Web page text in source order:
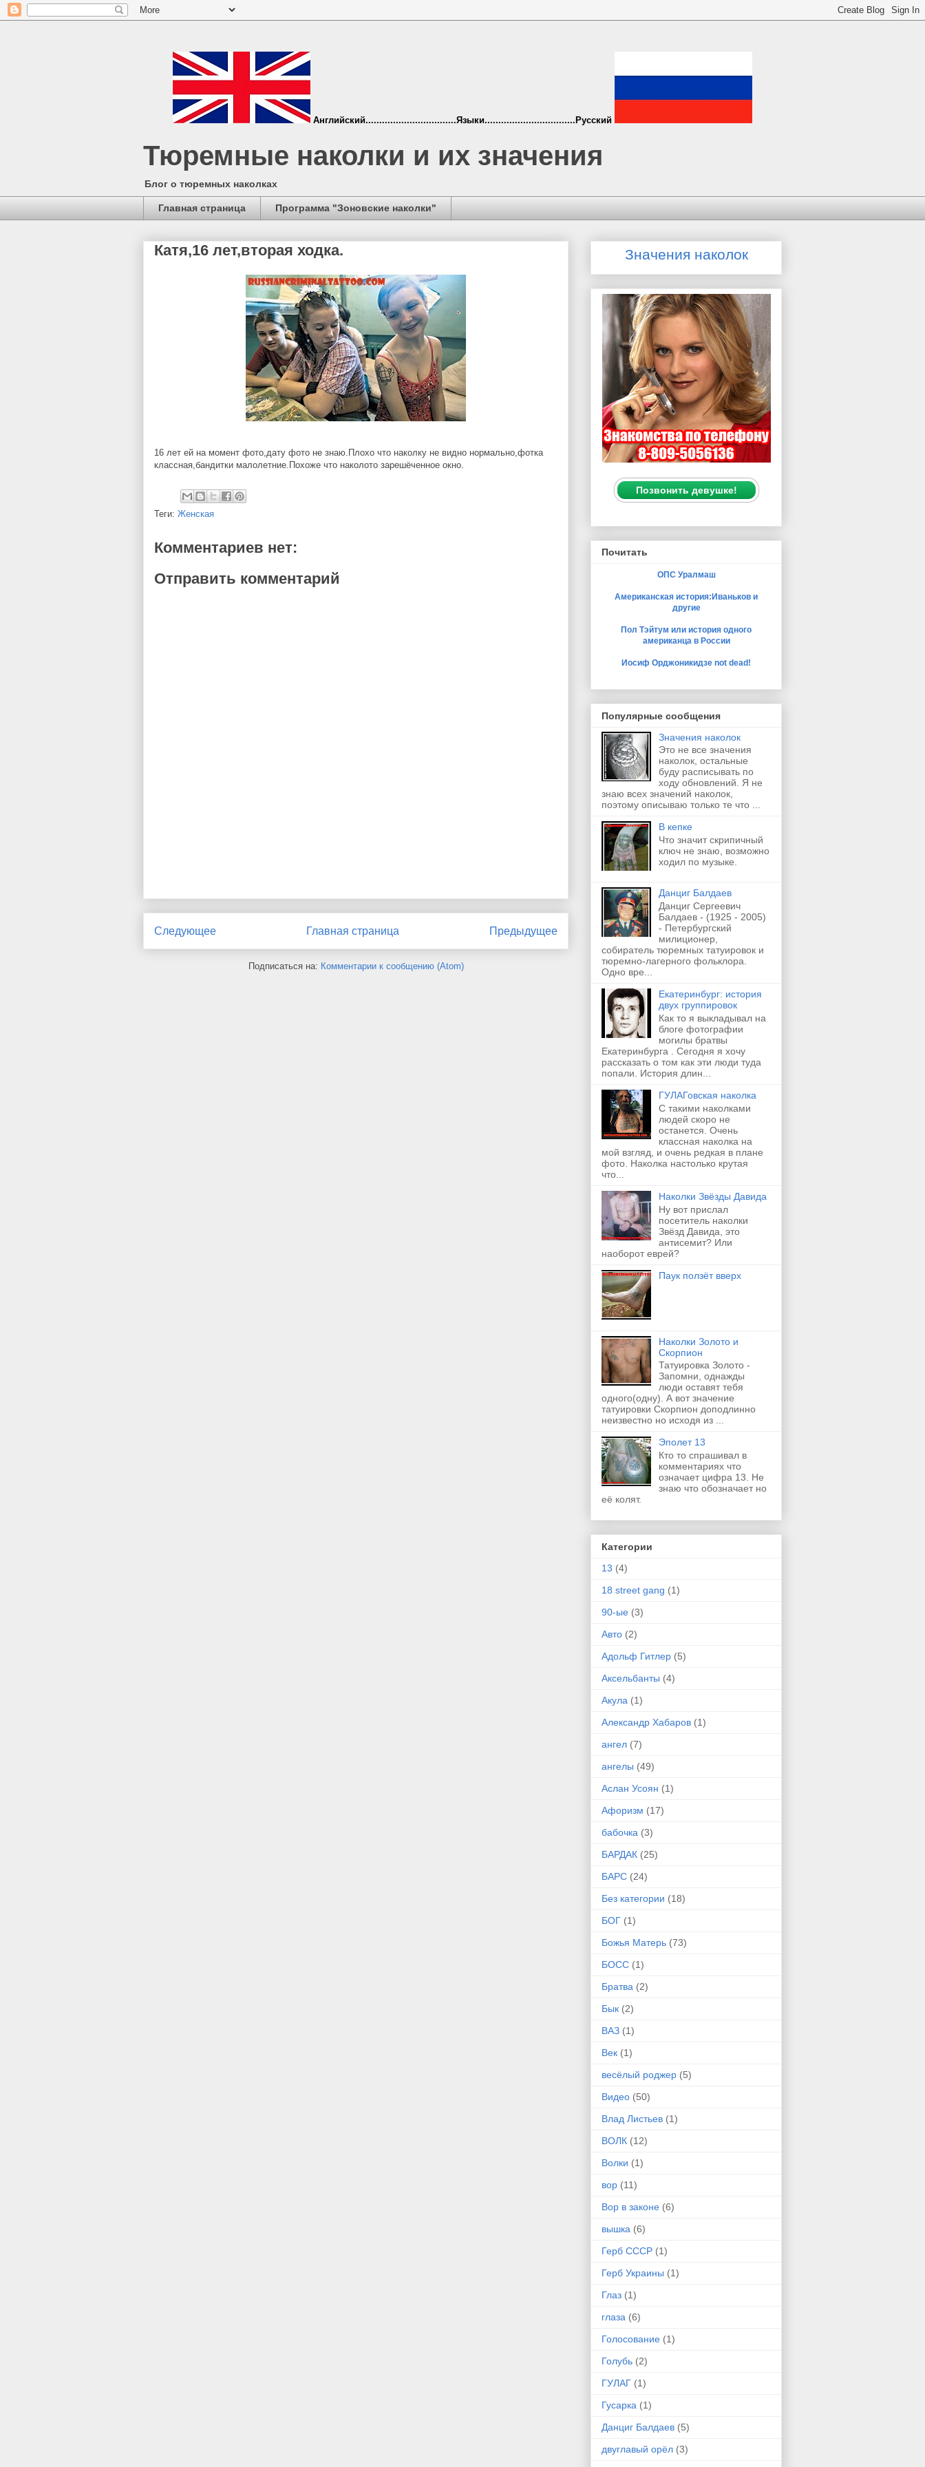
Английский.................................Языки.................................Русский
Тюремные наколки и их значения
Блог о тюремных наколках
Главная страница Программа "Зоновские наколки"
Катя,16 лет,вторая ходка.
16 лет ей на момент фото,дату фото не знаю.Плохо что наколку не видно нормально,фотка
классная,бандитки малолетние.Похоже что наколото зарешёченное окно.
Теги: Женская
Комментариев нет:
Отправить комментарий
Следующее Предыдущее
Главная страница
Подписаться на: Комментарии к сообщению (Atom)
Значения наколок
Позвонить девушке!
Почитать
ОПС Уралмаш
Американская история:Иваньков и
другие
Пол Тэйтум или история одного
американца в России
Иосиф Орджоникидзе not dead!
Популярные сообщения
Значения наколок
Это не все значения
наколок, остальные
буду расписывать по
ходу обновлений. Я не
знаю всех значений наколок,
поэтому описываю только те что ...
В кепке
Что значит скрипичный
ключ не знаю, возможно
ходил по музыке.
Данциг Балдаев
Данциг Сергеевич
Балдаев - (1925 - 2005)
- Петербургский
милиционер,
собиратель тюремных татуировок и
тюремно-лагерного фольклора.
Одно вре...
Екатеринбург: история
двух группировок
Как то я выкладывал на
блоге фотографии
могилы братвы
Екатеринбурга . Сегодня я хочу
рассказать о том как эти люди туда
попали. История длин...
ГУЛАГовская наколка
С такими наколками
людей скоро не
останется. Очень
классная наколка на
мой взгляд, и очень редкая в плане
фото. Наколка настолько крутая
что...
Наколки Звёзды Давида
Ну вот прислал
посетитель наколки
Звёзд Давида, это
антисемит? Или
наоборот еврей?
Паук ползёт вверх
Наколки Золото и
Скорпион
Татуировка Золото -
Запомни, однажды
люди оставят тебя
одного(одну). А вот значение
татуировки Скорпион доподлинно
неизвестно но исходя из ...
Эполет 13
Кто то спрашивал в
комментариях что
означает цифра 13. Не
знаю что обозначает но
её колят.
Категории
13 (4)
18 street gang (1)
90-ые (3)
Авто (2)
Адольф Гитлер (5)
Аксельбанты (4)
Акула (1)
Александр Хабаров (1)
ангел (7)
ангелы (49)
Аслан Усоян (1)
Афоризм (17)
бабочка (3)
БАРДАК (25)
БАРС (24)
Без категории (18)
БОГ (1)
Божья Матерь (73)
БОСС (1)
Братва (2)
Бык (2)
ВАЗ (1)
Век (1)
весёлый роджер (5)
Видео (50)
Влад Листьев (1)
ВОЛК (12)
Волки (1)
вор (11)
Вор в законе (6)
вышка (6)
Герб СССР (1)
Герб Украины (1)
Глаз (1)
глаза (6)
Голосование (1)
Голубь (2)
ГУЛАГ (1)
Гусарка (1)
Данциг Балдаев (5)
двуглавый орёл (3)